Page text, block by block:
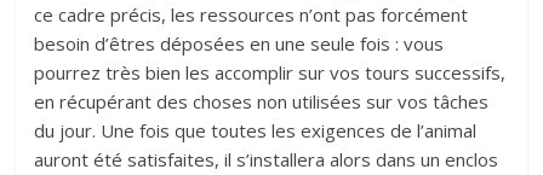
ce cadre précis, les ressources n’ont pas forcément
besoin d’êtres déposées en une seule fois : vous
pourrez très bien les accomplir sur vos tours successifs,
en récupérant des choses non utilisées sur vos tâches
du jour. Une fois que toutes les exigences de l’animal
auront été satisfaites, il s’installera alors dans un enclos